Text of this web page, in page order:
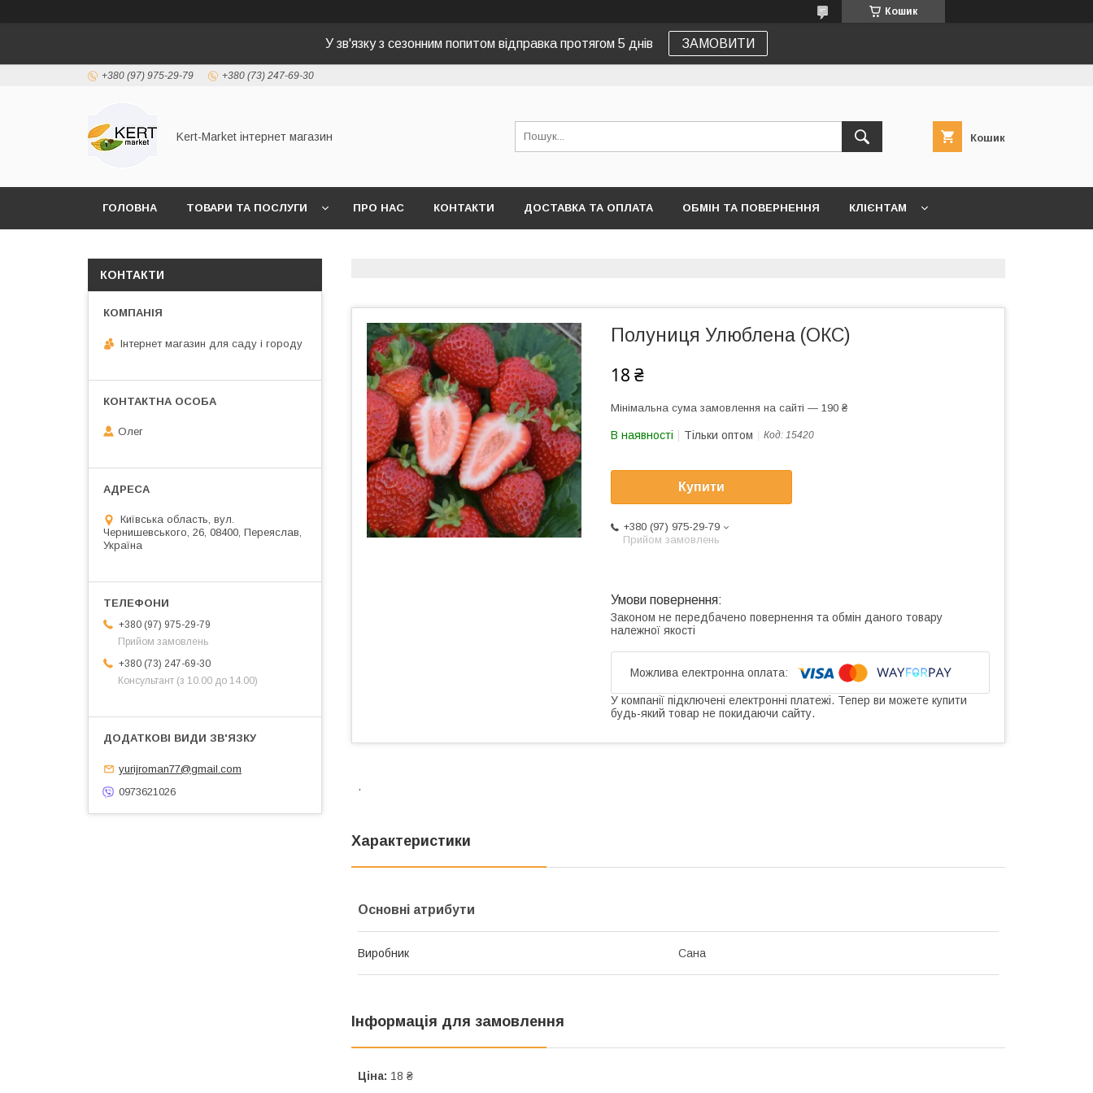
Кошик
У зв'язку з сезонним попитом відправка протягом 5 днів ЗАМОВИТИ
+380 (97) 975-29-79 +380 (73) 247-69-30
Kert-Market інтернет магазин Кошик
ГОЛОВНА ТОВАРИ ТА ПОСЛУГИ ПРО НАС КОНТАКТИ ДОСТАВКА ТА ОПЛАТА ОБМІН ТА ПОВЕРНЕННЯ КЛІЄНТАМ
Полуниця Улюблена (ОКС)
18 ₴
Мінімальна сума замовлення на сайті — 190 ₴
В наявності Тільки оптом Код: 15420
Купити
+380 (97) 975-29-79
Прийом замовлень
Законом не передбачено повернення та обмін даного товару
належної якості
У компанії підключені електронні платежі. Тепер ви можете купити
будь-який товар не покидаючи сайту.
.
Характеристики
Основні атрибути
Виробник Сана
Інформація для замовлення
Ціна: 18 ₴
КОНТАКТИ
Інтернет магазин для саду і городу
Олег
Київська область, вул.
Чернишевського, 26, 08400, Переяслав,
Україна
+380 (97) 975-29-79
Прийом замовлень
+380 (73) 247-69-30
Консультант (з 10.00 до 14.00)
yurijroman77@gmail.com
0973621026